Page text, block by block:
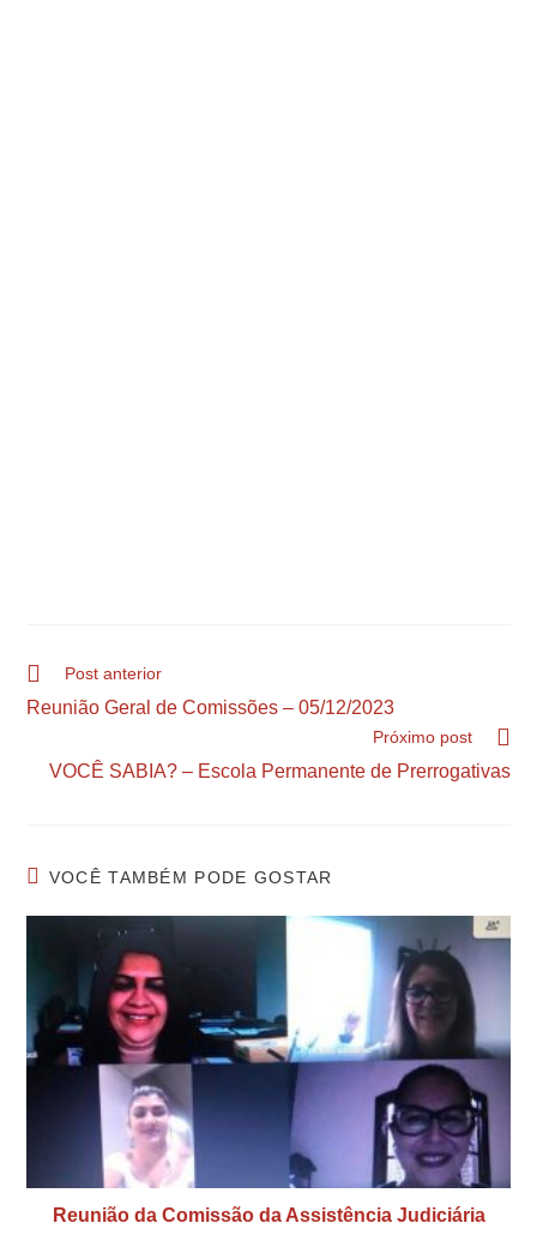
Post anterior
Reunião Geral de Comissões – 05/12/2023
Próximo post
VOCÊ SABIA? – Escola Permanente de Prerrogativas
VOCÊ TAMBÉM PODE GOSTAR
Reunião da Comissão da Assistência Judiciária